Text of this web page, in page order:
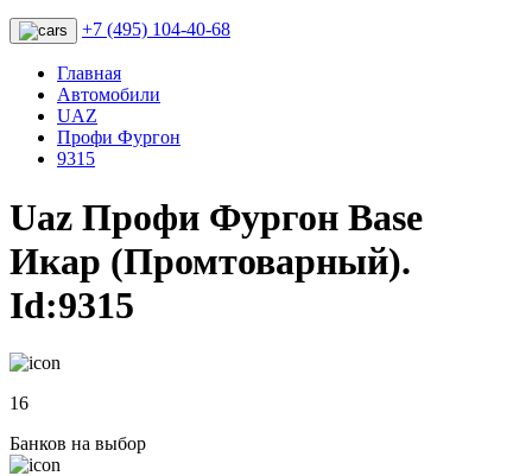
+7 (495) 104-40-68
Главная
Автомобили
UAZ
Профи Фургон
9315
Uaz Профи Фургон Base
Икар (Промтоварный).
Id:9315
16
Банков на выбор